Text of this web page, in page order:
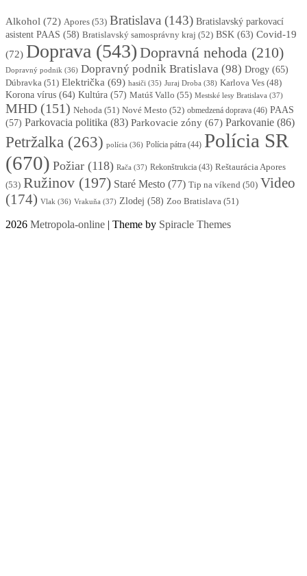
Alkohol (72) Apores (53) Bratislava (143) Bratislavský parkovací
asistent PAAS (58) Bratislavský samosprávny kraj (52) BSK (63) Covid-19
(72) Doprava (543) Dopravná nehoda (210)
Dopravný podnik (36) Dopravný podnik Bratislava (98) Drogy (65)
Dúbravka (51) Električka (69) hasiči (35) Juraj Droba (38) Karlova Ves (48)
Korona vírus (64) Kultúra (57) Matúš Vallo (55) Mestské lesy Bratislava (37)
MHD (151) Nehoda (51) Nové Mesto (52) obmedzená doprava (46) PAAS
(57) Parkovacia politika (83) Parkovacie zóny (67) Parkovanie (86)
Petržalka (263) polícia (36) Polícia pátra (44) Polícia SR
(670) Požiar (118) Rača (37) Rekonštrukcia (43) Reštaurácia Apores
(53) Ružinov (197) Staré Mesto (77) Tip na víkend (50) Video
(174) Vlak (36) Vrakuňa (37) Zlodej (58) Zoo Bratislava (51)
2026 Metropola-online | Theme by Spiracle Themes